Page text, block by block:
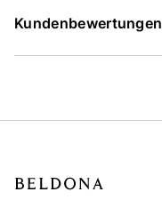
Kundenbewertungen